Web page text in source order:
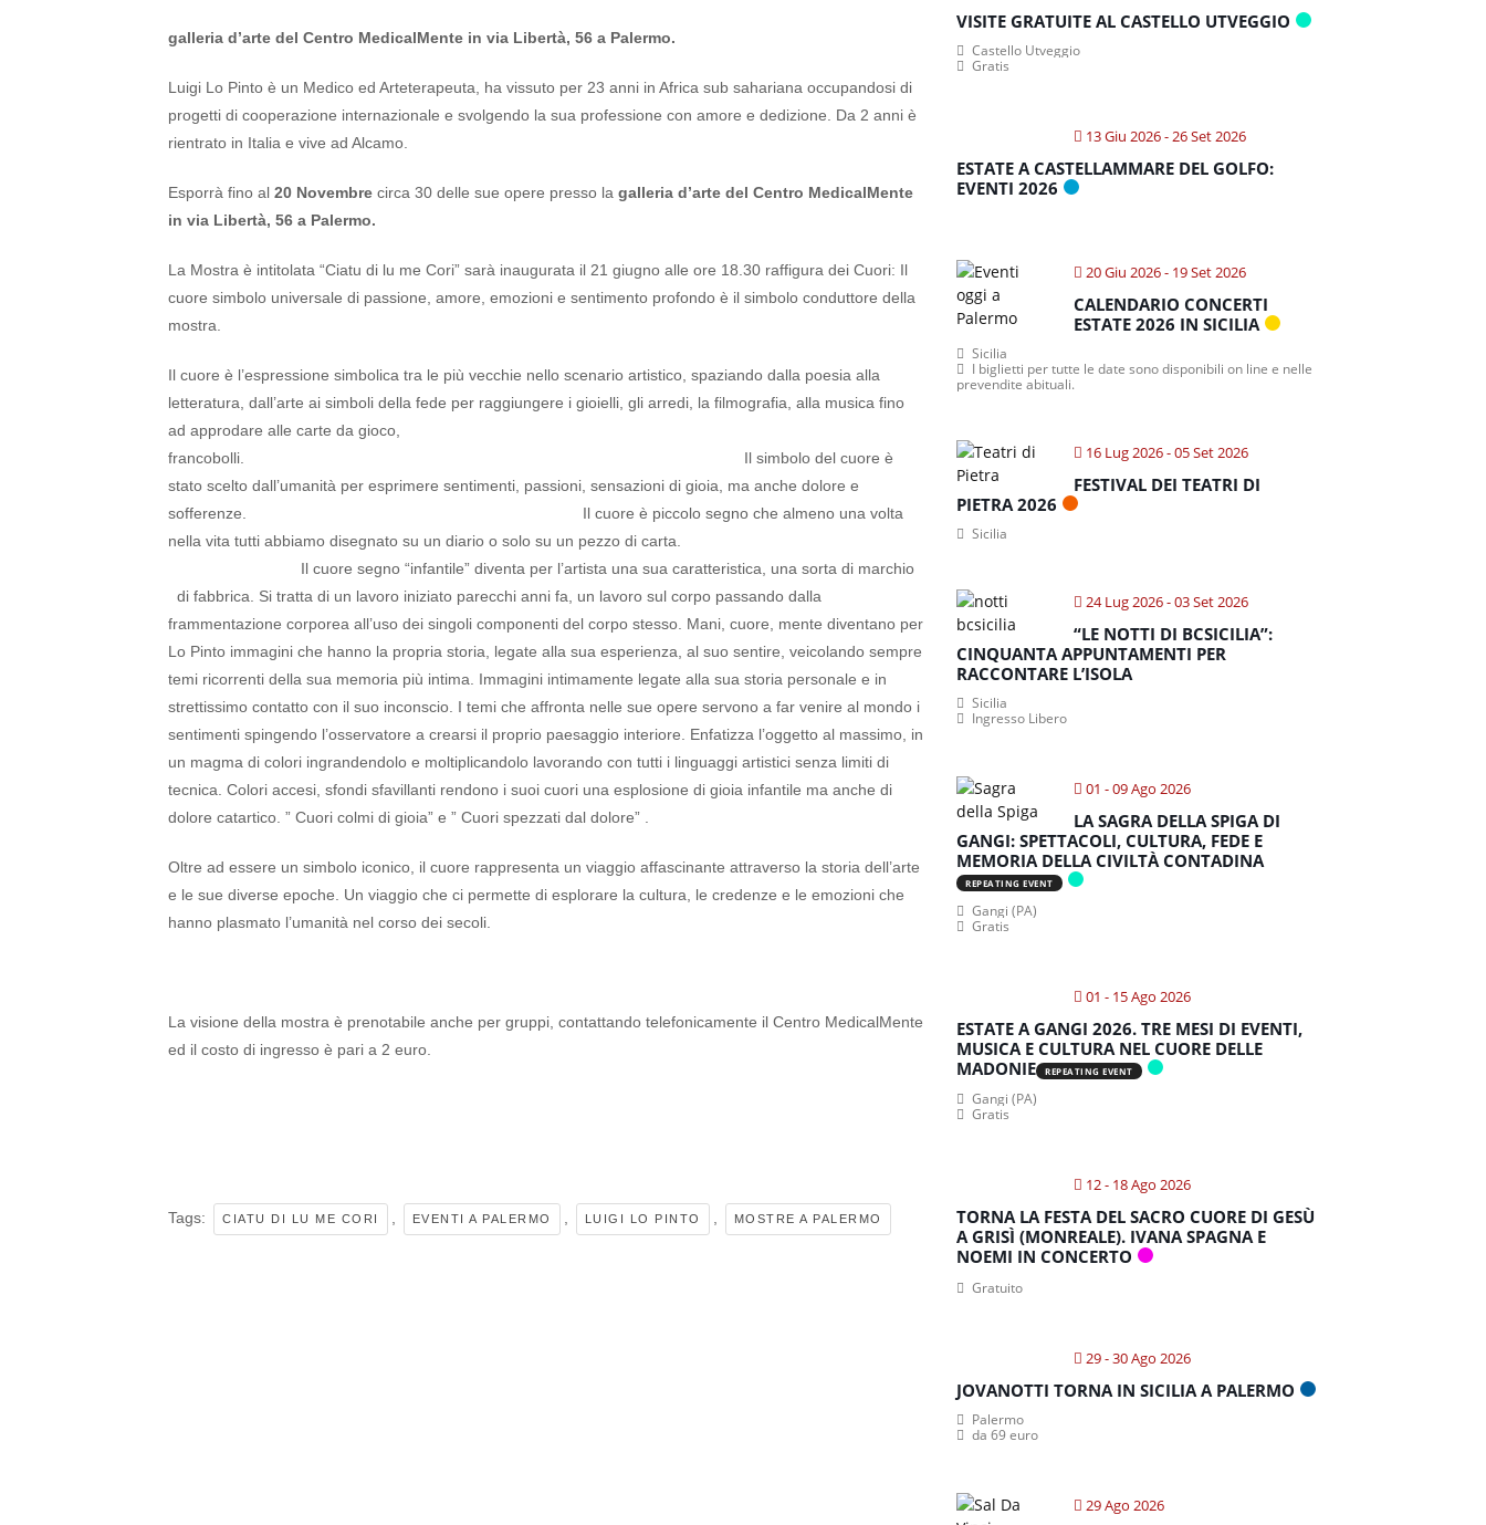
galleria d’arte del Centro MedicalMente in via Libertà, 56 a Palermo.
Luigi Lo Pinto è un Medico ed Arteterapeuta, ha vissuto per 23 anni in Africa sub sahariana occupandosi di
progetti di cooperazione internazionale e svolgendo la sua professione con amore e dedizione. Da 2 anni è
rientrato in Italia e vive ad Alcamo.
Esporrà fino al 20 Novembre circa 30 delle sue opere presso la galleria d’arte del Centro MedicalMente
in via Libertà, 56 a Palermo.
La Mostra è intitolata “Ciatu di lu me Cori” sarà inaugurata il 21 giugno alle ore 18.30 raffigura dei Cuori: Il
cuore simbolo universale di passione, amore, emozioni e sentimento profondo è il simbolo conduttore della
mostra.
Il cuore è l’espressione simbolica tra le più vecchie nello scenario artistico, spaziando dalla poesia alla
letteratura, dall’arte ai simboli della fede per raggiungere i gioielli, gli arredi, la filmografia, alla musica fino
ad approdare alle carte da gioco,
francobolli. Il simbolo del cuore è
stato scelto dall’umanità per esprimere sentimenti, passioni, sensazioni di gioia, ma anche dolore e
sofferenze. Il cuore è piccolo segno che almeno una volta
nella vita tutti abbiamo disegnato su un diario o solo su un pezzo di carta.
Il cuore segno “infantile” diventa per l’artista una sua caratteristica, una sorta di marchio
di fabbrica. Si tratta di un lavoro iniziato parecchi anni fa, un lavoro sul corpo passando dalla
frammentazione corporea all’uso dei singoli componenti del corpo stesso. Mani, cuore, mente diventano per
Lo Pinto immagini che hanno la propria storia, legate alla sua esperienza, al suo sentire, veicolando sempre
temi ricorrenti della sua memoria più intima. Immagini intimamente legate alla sua storia personale e in
strettissimo contatto con il suo inconscio. I temi che affronta nelle sue opere servono a far venire al mondo i
sentimenti spingendo l’osservatore a crearsi il proprio paesaggio interiore. Enfatizza l’oggetto al massimo, in
un magma di colori ingrandendolo e moltiplicandolo lavorando con tutti i linguaggi artistici senza limiti di
tecnica. Colori accesi, sfondi sfavillanti rendono i suoi cuori una esplosione di gioia infantile ma anche di
dolore catartico. ” Cuori colmi di gioia” e ” Cuori spezzati dal dolore” .
Oltre ad essere un simbolo iconico, il cuore rappresenta un viaggio affascinante attraverso la storia dell’arte
e le sue diverse epoche. Un viaggio che ci permette di esplorare la cultura, le credenze e le emozioni che
hanno plasmato l’umanità nel corso dei secoli.
La visione della mostra è prenotabile anche per gruppi, contattando telefonicamente il Centro MedicalMente
ed il costo di ingresso è pari a 2 euro.
Tags: CIATU DI LU ME CORI EVENTI A PALERMO LUIGI LO PINTO MOSTRE A PALERMO
VISITE GRATUITE AL CASTELLO UTVEGGIO
Castello Utveggio
Gratis
13 Giu 2026- 26 Set 2026
ESTATE A CASTELLAMMARE DEL GOLFO:
EVENTI 2026
20 Giu 2026- 19 Set 2026
CALENDARIO CONCERTI
ESTATE 2026 IN SICILIA
Sicilia
I biglietti per tutte le date sono disponibili on line e nelle
prevendite abituali.
16 Lug 2026- 05 Set 2026
FESTIVAL DEI TEATRI DI
PIETRA 2026
Sicilia
24 Lug 2026- 03 Set 2026
“LE NOTTI DI BCSICILIA”:
CINQUANTA APPUNTAMENTI PER
RACCONTARE L’ISOLA
Sicilia
Ingresso Libero
01 - 09 Ago 2026
LA SAGRA DELLA SPIGA DI
GANGI: SPETTACOLI, CULTURA, FEDE E
MEMORIA DELLA CIVILTÀ CONTADINA
REPEATING EVENT
Gangi (PA)
Gratis
01 - 15 Ago 2026
ESTATE A GANGI 2026. TRE MESI DI EVENTI,
MUSICA E CULTURA NEL CUORE DELLE
MADONIE
REPEATING EVENT
Gangi (PA)
Gratis
12 - 18 Ago 2026
TORNA LA FESTA DEL SACRO CUORE DI GESÙ
A GRISÌ (MONREALE). IVANA SPAGNA E
NOEMI IN CONCERTO
Gratuito
29 - 30 Ago 2026
JOVANOTTI TORNA IN SICILIA A PALERMO
Palermo
da 69 euro
29 Ago 2026